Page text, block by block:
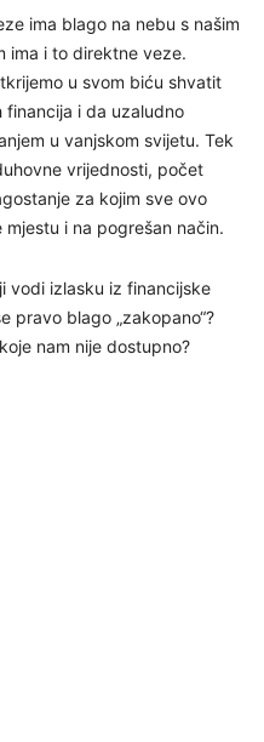
ima blago na nebu s našim
ima i to direktne veze.
u svom biću shvatit
financija i da uzaludno
u vanjskom svijetu. Tek
vrijednosti, počet
za kojim sve ovo
i na pogrešan način.
vodi izlasku iz financijske
pravo blago „zakopano“?
nam nije dostupno?